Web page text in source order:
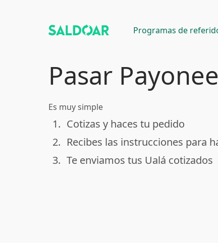
Programas de
Pasar
Es muy simple
done
1. Cotizas y haces tu pedido
done
2. Recibes las instrucciones para
done
3. Te enviamos tus Ualá cotizados